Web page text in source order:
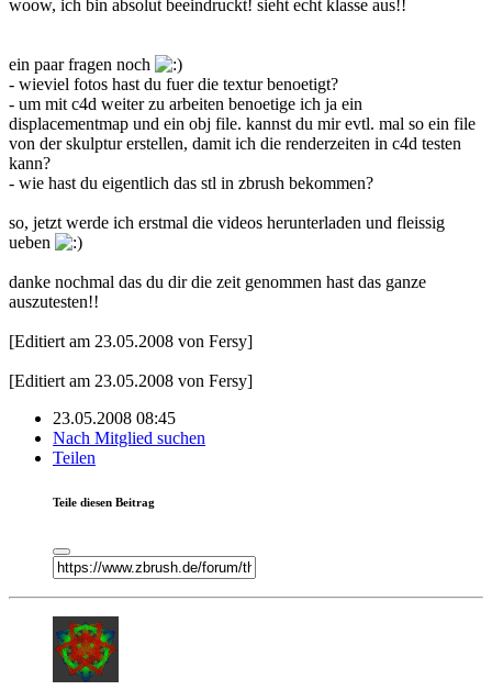
woow, ich bin absolut beeindruckt! sieht echt klasse aus!!
ein paar fragen noch
- wieviel fotos hast du fuer die textur benoetigt?
- um mit c4d weiter zu arbeiten benoetige ich ja ein
displacementmap und ein obj file. kannst du mir evtl. mal so ein file
von der skulptur erstellen, damit ich die renderzeiten in c4d testen
kann?
- wie hast du eigentlich das stl in zbrush bekommen?
so, jetzt werde ich erstmal die videos herunterladen und fleissig
ueben
danke nochmal das du dir die zeit genommen hast das ganze
auszutesten!!
[Editiert am 23.05.2008 von Fersy]
[Editiert am 23.05.2008 von Fersy]
23.05.2008 08:45
Nach Mitglied suchen
Teilen
Teile diesen Beitrag